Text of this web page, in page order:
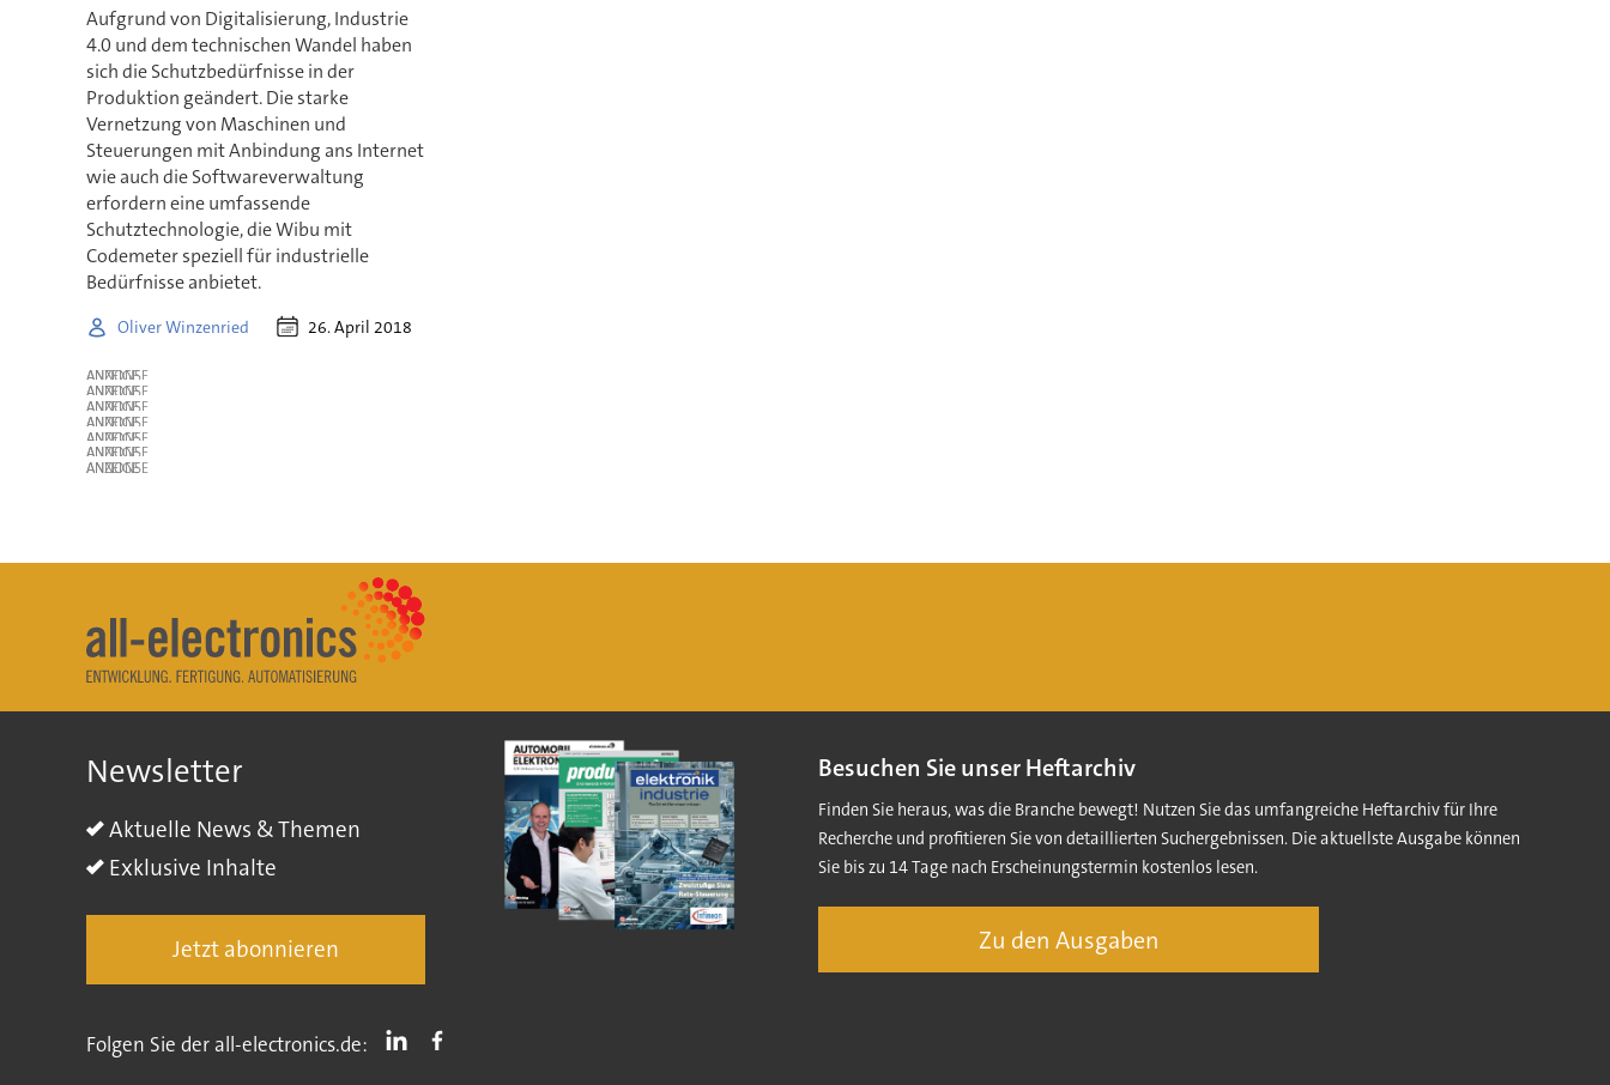
Aufgrund von Digitalisierung, Industrie
4.0 und dem technischen Wandel haben
sich die Schutzbedürfnisse in der
Produktion geändert. Die starke
Vernetzung von Maschinen und
Steuerungen mit Anbindung ans Internet
wie auch die Softwareverwaltung
erfordern eine umfassende
Schutztechnologie, die Wibu mit
Codemeter speziell für industrielle
Bedürfnisse anbietet.
Oliver Winzenried 26. April 2018
ANZEIGE
ANZEIGE
ANZEIGE
ANZEIGE
ANZEIGE
ANZEIGE
ANZEIGE
Newsletter
Aktuelle News & Themen
Exklusive Inhalte
Jetzt abonnieren
Besuchen Sie unser Heftarchiv
Finden Sie heraus, was die Branche bewegt! Nutzen Sie das umfangreiche Heftarchiv für Ihre
Recherche und profitieren Sie von detaillierten Suchergebnissen. Die aktuellste Ausgabe können
Sie bis zu 14 Tage nach Erscheinungstermin kostenlos lesen.
Zu den Ausgaben
Folgen Sie der all-electronics.de: